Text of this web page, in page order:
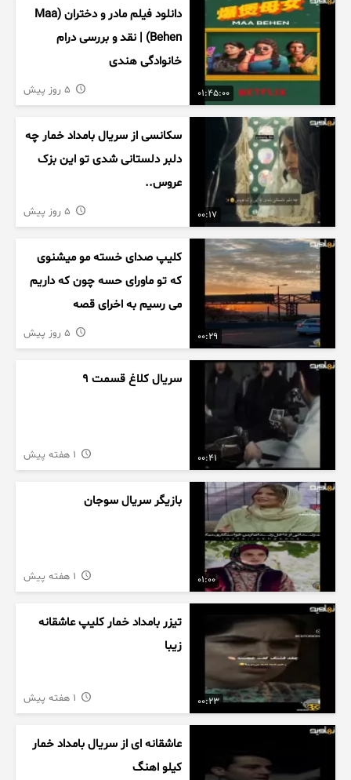
01:45:00
دانلود فیلم مادر و دختران (Maa
Behen) | نقد و بررسی درام
خانوادگی هندی
00:17
سکانسی از سریال بامداد خمار چه
دلبر دلستانی شدی تو این بزک
عروس..
00:29
کلیپ صدای خسته مو میشنوی
که تو ماورای حسه چون که داریم
می رسیم به اخرای قصه
00:41
سریال کلاغ قسمت 9
01:00
بازیگر سریال سوجان
00:23
تیزر بامداد خمار کلیپ عاشقانه
زیبا
عاشقانه ای از سریال بامداد خمار
کیلو اهنگ